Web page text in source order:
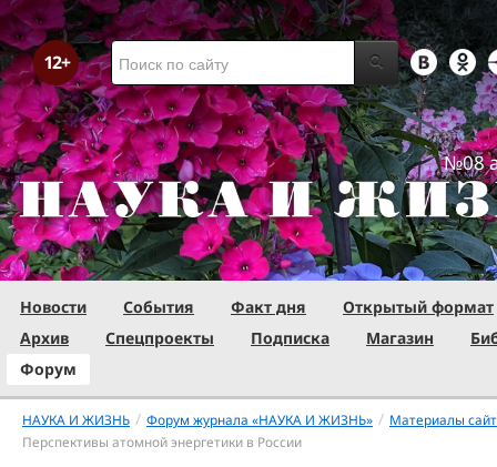
№08
Новости События Факт дня
Открытый формат
Архив
Спецпроекты Подписка Магазин
Форум
НАУКА И ЖИЗНЬ / Форум журнала «НАУКА И ЖИЗНЬ» / Материалы
Перспективы атомной энергетики в России